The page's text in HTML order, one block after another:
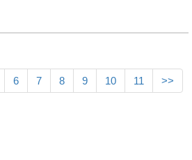
6 7 8 9 10 11 >>